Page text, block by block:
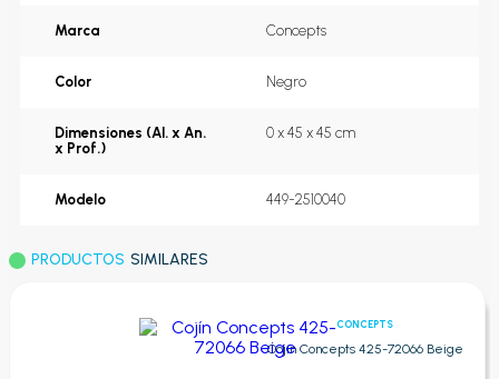
Marca Concepts
Color Negro
Dimensiones (Al. x An.
x Prof.)
0 x 45 x 45 cm
Modelo 449-2510040
PRODUCTOS SIMILARES
CONCEPTS
Cojín Concepts 425-72066 Beige